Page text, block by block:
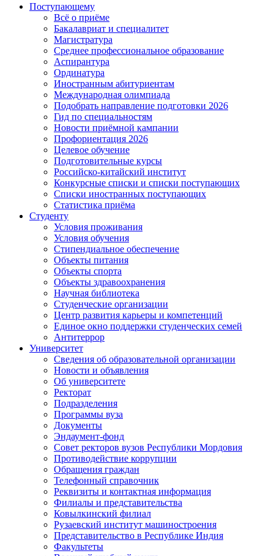
Поступающему
Всё о приёме
Бакалавриат и специалитет
Магистратура
Среднее профессиональное образование
Аспирантура
Ординатура
Иностранным абитуриентам
Международная олимпиада
Подобрать направление подготовки 2026
Гид по специальностям
Новости приёмной кампании
Профориентация 2026
Целевое обучение
Подготовительные курсы
Российско-китайский институт
Конкурсные списки и списки поступающих
Списки иностранных поступающих
Статистика приёма
Студенту
Условия проживания
Условия обучения
Стипендиальное обеспечение
Объекты питания
Объекты спорта
Объекты здравоохранения
Научная библиотека
Студенческие организации
Центр развития карьеры и компетенций
Единое окно поддержки студенческих семей
Антитеррор
Университет
Сведения об образовательной организации
Новости и объявления
Об университете
Ректорат
Подразделения
Программы вуза
Документы
Эндаумент-фонд
Совет ректоров вузов Республики Мордовия
Противодействие коррупции
Обращения граждан
Телефонный справочник
Реквизиты и контактная информация
Филиалы и представительства
Ковылкинский филиал
Рузаевский институт машиностроения
Представительство в Республике Индия
Факультеты